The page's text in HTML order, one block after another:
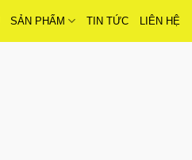
SẢN PHẨM TIN TỨC LIÊN HỆ